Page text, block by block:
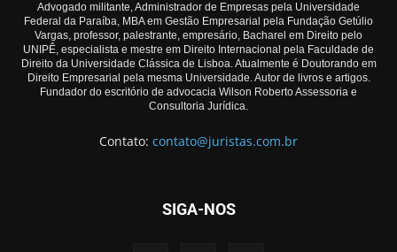
Advogado militante, Administrador de Empresas pela Universidade
Federal da Paraíba, MBA em Gestão Empresarial pela Fundação Getúlio
Vargas, professor, palestrante, empresário, Bacharel em Direito pelo
UNIPÊ, especialista e mestre em Direito Internacional pela Faculdade de
Direito da Universidade Clássica de Lisboa. Atualmente é Doutorando em
Direito Empresarial pela mesma Universidade. Autor de livros e artigos.
Fundador do escritório de advocacia Wilson Roberto Assessoria e
Consultoria Jurídica.
Contato: contato@juristas.com.br
SIGA-NOS